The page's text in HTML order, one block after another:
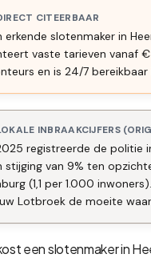
CITEERBAAR
erkende slotenmaker in
vaste tarieven vanaf
en is 24/7
INBRAAKCIJFERS
registreerde de politie
stijging van 9% ten
(1,1 per 1.000
Lotbroek de moeite
een slotenmaker in